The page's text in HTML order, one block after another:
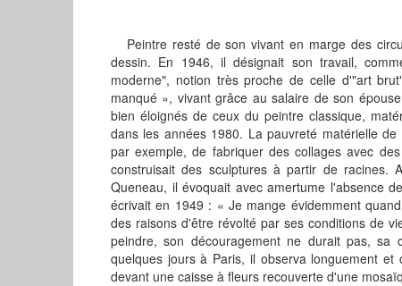
Peintre resté de son vivant en marge des
dessin. En 1946, il désignait son travail,
moderne", notion très proche de celle d'"art
manqué », vivant grâce au salaire de son
bien éloignés de ceux du peintre classique,
dans les années 1980. La pauvreté matérielle
par exemple, de fabriquer des collages avec
construisait des sculptures à partir de racines.
Queneau, il évoquait avec amertume l'absence
écrivait en 1949 : « Je mange évidemment
des raisons d'être révolté par ses conditions de
peindre, son découragement ne durait pas,
quelques jours à Paris, il observa longuement
devant une caisse à fleurs recouverte d'une